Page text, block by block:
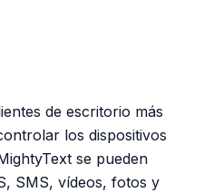
de escritorio más
los dispositivos
se pueden
SMS, vídeos, fotos y